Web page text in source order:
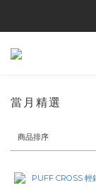
當月精選
商品排序